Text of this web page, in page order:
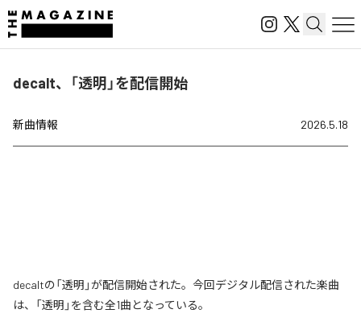
decalt、「透明」を配信開始
新曲情報 2026.5.18
decaltの「透明」が配信開始された。今回デジタル配信された楽曲
は、「透明」を含む全1曲となっている。